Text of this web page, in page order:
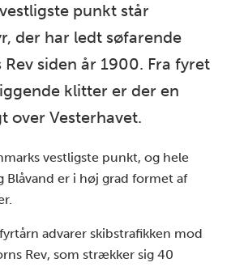
punkt står
der har ledt søfarende
siden år 1900. Fra fyret
klitter er der en
over Vesterhavet.
vestligste punkt, og hele
Blåvand er i høj grad formet af
advarer skibstrafikken mod
Rev, som strækker sig 40